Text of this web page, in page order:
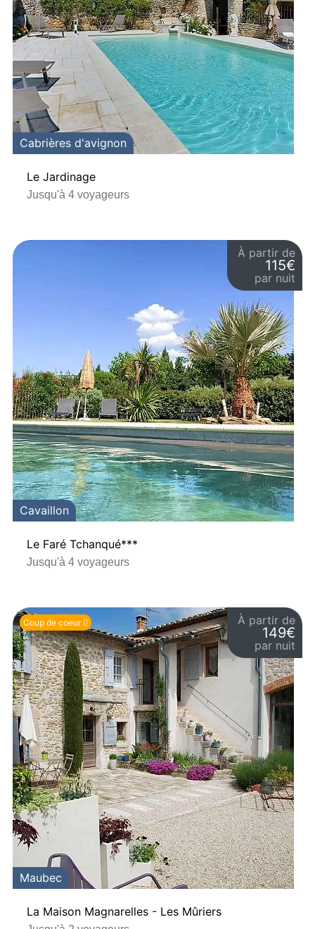
Cabrières d'avignon
Le Jardinage
Jusqu'à 4 voyageurs
À partir de
115€
par nuit
Cavaillon
Le Faré Tchanqué***
Jusqu'à 4 voyageurs
À partir de
149€
par nuit
Maubec
Coup de coeur
La Maison Magnarelles - Les Mûriers